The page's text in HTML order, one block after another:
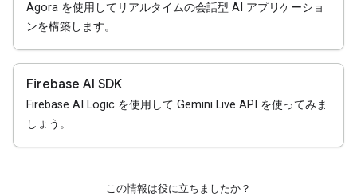
Agora を使用してリアルタイムの会話型 AI アプリケーショ
ンを構築します。
Firebase AI SDK
Firebase AI Logic を使用して Gemini Live API を使ってみま
しょう。
この情報は役に立ちましたか？